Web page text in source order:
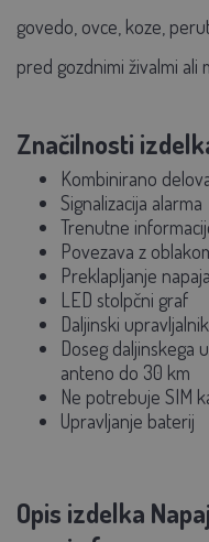
govedo, ovce, koze,
pred gozdnimi živalmi ali
Značilnosti
Kombinirano
Signalizacija alarma
Trenutne
Povezava z
Preklapljanje
LED stolpčni graf
Daljinski upravljalnik
Doseg daljinskega
anteno do 30 km
Ne potrebuje SIM
Upravljanje baterij
Opis izdelka